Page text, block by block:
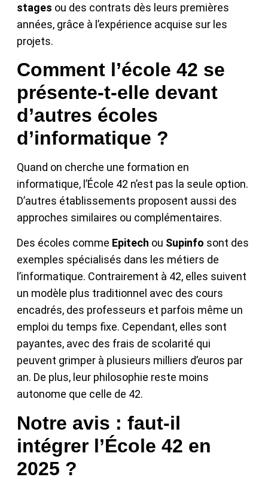
stages ou des contrats dès leurs premières
années, grâce à l’expérience acquise sur les
projets.
Comment l’école 42 se
présente-t-elle devant
d’autres écoles
d’informatique ?
Quand on cherche une formation en
informatique, l’École 42 n’est pas la seule option.
D’autres établissements proposent aussi des
approches similaires ou complémentaires.
Des écoles comme Epitech ou Supinfo sont des
exemples spécialisés dans les métiers de
l’informatique. Contrairement à 42, elles suivent
un modèle plus traditionnel avec des cours
encadrés, des professeurs et parfois même un
emploi du temps fixe. Cependant, elles sont
payantes, avec des frais de scolarité qui
peuvent grimper à plusieurs milliers d’euros par
an. De plus, leur philosophie reste moins
autonome que celle de 42.
Notre avis : faut-il
intégrer l’École 42 en
2025 ?